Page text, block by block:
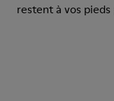
restent à vos